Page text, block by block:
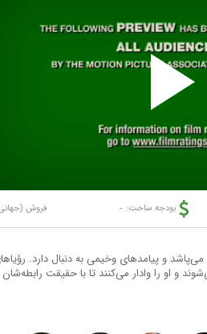
بودجه ساخت: - فروش
و پیامدهای وخیمی به دنبال دارد.
و او را وادار می‌کنند تا با حقیقت رابطه‌شان